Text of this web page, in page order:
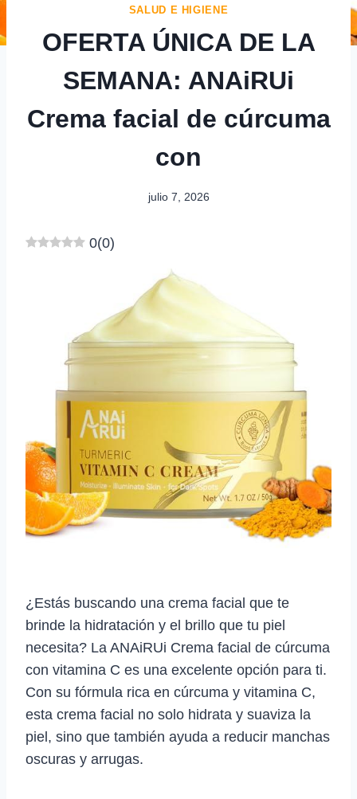
SALUD E HIGIENE
OFERTA ÚNICA DE LA
SEMANA: ANAiRUi
Crema facial de cúrcuma
con
julio 7, 2026
0(0)
¿Estás buscando una crema facial que te
brinde la hidratación y el brillo que tu piel
necesita? La ANAiRUi Crema facial de cúrcuma
con vitamina C es una excelente opción para ti.
Con su fórmula rica en cúrcuma y vitamina C,
esta crema facial no solo hidrata y suaviza la
piel, sino que también ayuda a reducir manchas
oscuras y arrugas.